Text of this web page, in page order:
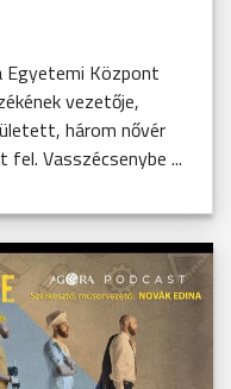
Egyetemi Központ
vezetője,
három nővér
Vasszécsenybe ...